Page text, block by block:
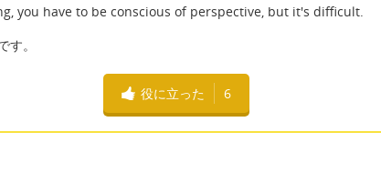
you have to be conscious of perspective, but it's difficult.
す。
役に立った 6